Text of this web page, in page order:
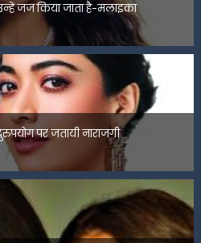
जज किया जाता है-मलाइका
पर जतायी नाराजगी